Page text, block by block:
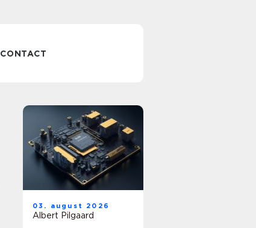
CONTACT
03. august 2026
Albert Pilgaard